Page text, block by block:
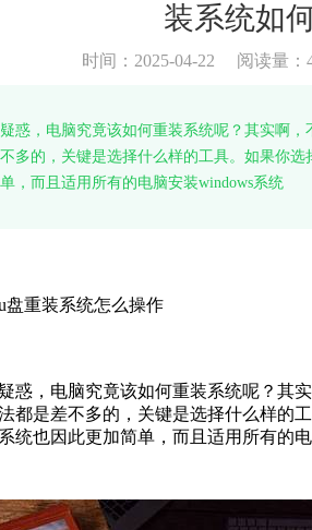
装系统如
时间：2025-04-22 阅读量：
惑，电脑究竟该如何重装系统呢？其实啊
多的，关键是选择什么样的工具。如果你
，而且适用所有的电脑安装windows系统
盘重装系统怎么操作
惑，电脑究竟该如何重装系统呢？其
都是差不多的，关键是选择什么样的
统也因此更加简单，而且适用所有的